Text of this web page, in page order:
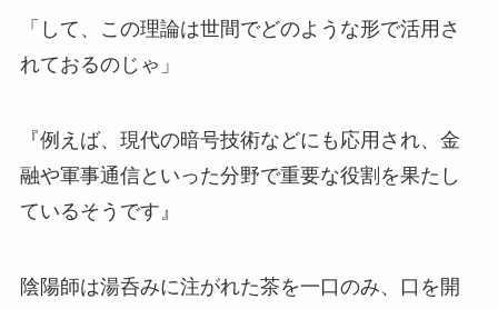
「して、この理論は世間でどのような形で活用さ
れておるのじゃ」
『例えば、現代の暗号技術などにも応用され、金
融や軍事通信といった分野で重要な役割を果たし
ているそうです』
陰陽師は湯呑みに注がれた茶を一口のみ、口を開